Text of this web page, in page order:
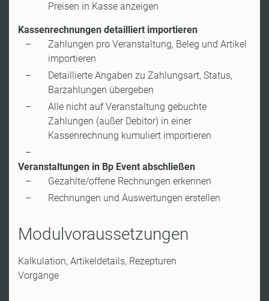
Preisen in Kasse anzeigen
Kassenrechnungen detailliert importieren
Zahlungen pro Veranstaltung, Beleg und Artikel
importieren
Detaillierte Angaben zu Zahlungsart, Status,
Barzahlungen übergeben
Alle nicht auf Veranstaltung gebuchte
Zahlungen (außer Debitor) in einer
Kassenrechnung kumuliert importieren
Veranstaltungen in Bp Event abschließen
Gezahlte/offene Rechnungen erkennen
Rechnungen und Auswertungen erstellen
Modulvoraussetzungen
Kalkulation, Artikeldetails, Rezepturen
Vorgänge